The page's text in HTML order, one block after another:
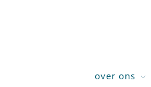
over ons